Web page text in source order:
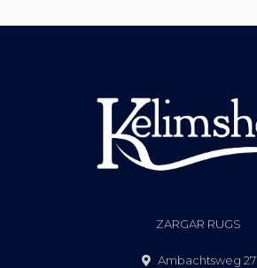
ZARGAR RUGS
Ambachtsweg 27